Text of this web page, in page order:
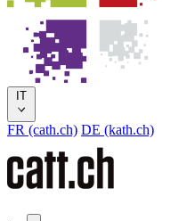
IT
FR (cath.ch) DE (kath.ch)